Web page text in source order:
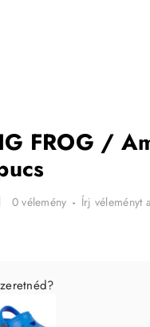
FROG /
0 vélemény - Írj véleményt